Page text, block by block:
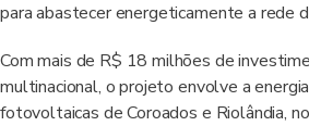
para abastecer energeticamente a rede
Com mais de R$ 18 milhões de
multinacional, o projeto envolve a
fotovoltaicas de Coroados e Riolândia,